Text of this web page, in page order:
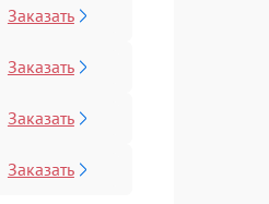
Заказать
Заказать
Заказать
Заказать